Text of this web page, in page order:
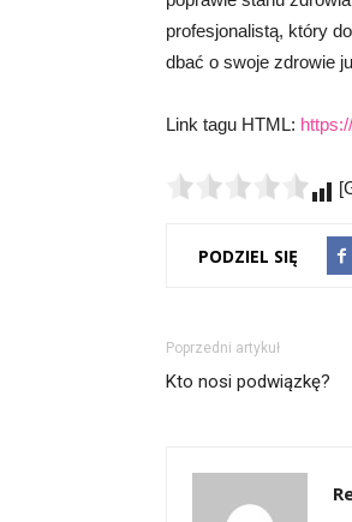
profesjonalistą, który
dbać o swoje zdrowie
Link tagu HTML:
PODZIEL SIĘ
Poprzedni artykuł
Kto nosi podwiązkę?